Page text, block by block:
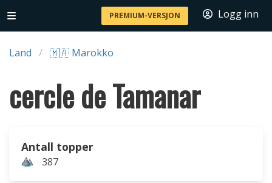
PREMIUM-VERSJON Logg inn
Land 🇲🇦 Marokko
cercle de Tamanar
Antall topper
387